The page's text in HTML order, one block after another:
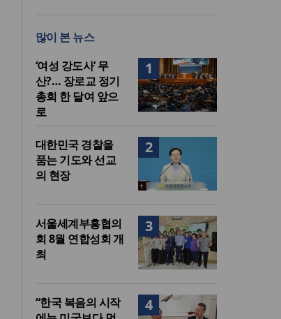
중단하라”
정신건강 치료 인프라 부족…
정신질환 평생유병률 27.8%,
중증 입원·재활 확충 과제
많이 본 뉴스
1
‘여성 강도사’ 무
산?… 장로교 정기
총회 한 달여 앞으
로
2
대한민국 경찰을
품는 기도와 선교
의 현장
3
서울세계부흥협의
회 8월 연합성회 개
최
4
“한국 복음의 시작